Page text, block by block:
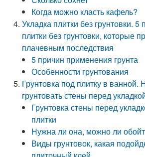
Когда можно класть кафель?
Укладка плитки без грунтовки. 5
плитки без грунтовки, которые
плачевным последствия
5 причин применения грунта
Особенности грунтования
Грунтовка под плитку в ванной.
грунтовать стены перед
Грунтовка стены перед
плитки
Нужна ли она, можно ли
Виды грунтовок, какая